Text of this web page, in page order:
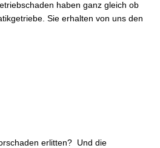
haben ganz gleich ob
Sie erhalten von uns den
erlitten? Und die